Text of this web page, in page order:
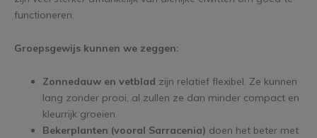
functioneren.
Groepsgewijs kunnen we zeggen:
Zonnedauw en vetblad zijn relatief flexibel. Ze kunnen
lang zonder prooi, al zullen ze dan minder compact en
kleurrijk groeien.
Bekerplanten (vooral Sarracenia) doen het beter met